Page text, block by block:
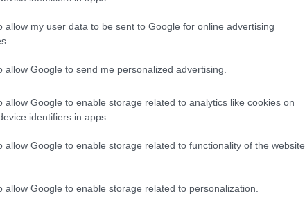
allow my user data to be sent to Google for online advertising
allow Google to send me personalized advertising.
allow Google to enable storage related to analytics like cookies on
identifiers in apps.
allow Google to enable storage related to functionality of the website
allow Google to enable storage related to personalization.
circa15 soluzioni di sicurezzae un
dover affrontare la carenza di professionisti
delle retribuzioni e a una gestione